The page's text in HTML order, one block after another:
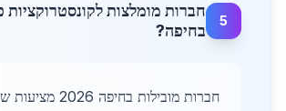
5
חברות מומלצות לקונסטרוקציות
בחיפה?
חברות מובילות בחיפה